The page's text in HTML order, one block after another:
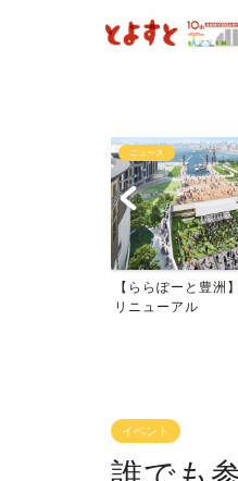
おトク
【豊洲 千客万来
いてる！割引料金
イベント